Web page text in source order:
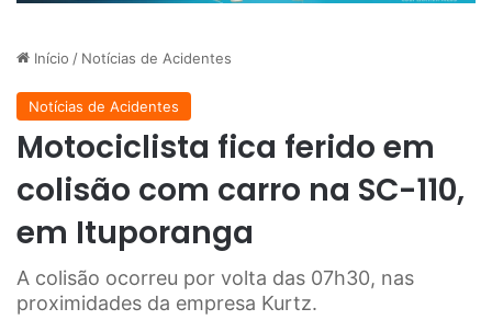
Início / Notícias de Acidentes
Notícias de Acidentes
Motociclista fica ferido em
colisão com carro na SC-110,
em Ituporanga
A colisão ocorreu por volta das 07h30, nas
proximidades da empresa Kurtz.